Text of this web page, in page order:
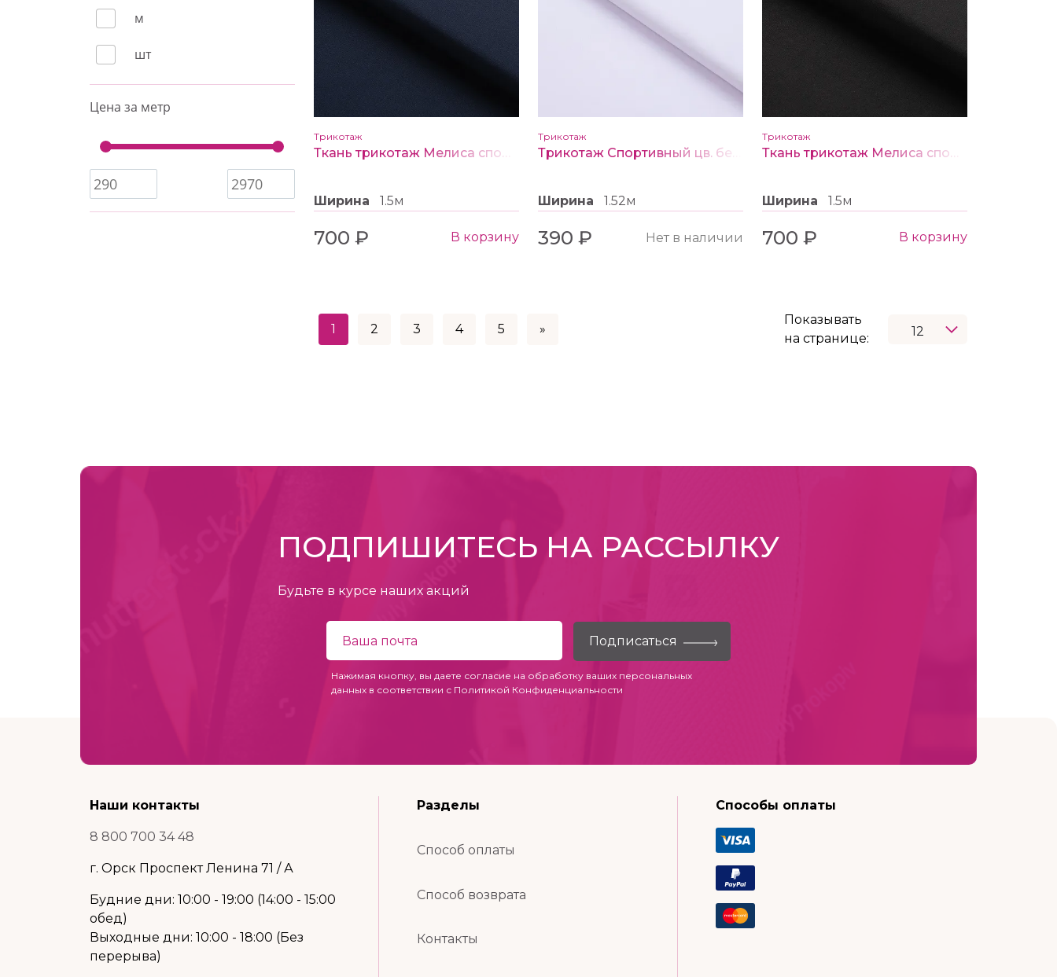
м
шт
Цена за метр
Трикотаж
Ткань трикотаж Мелиса спорт цв. 1 темно синий
Ширина 1.5м
700 ₽ В корзину
Трикотаж
Ширина 1.52м
390 ₽ Нет в наличии
Трикотаж
Ткань трикотаж Мелиса спорт цв. 3 черный
Ширина 1.5м
700 ₽ В корзину
1 2 3 4 5 »
Показывать
на странице:
ПОДПИШИТЕСЬ НА РАССЫЛКУ
Будьте в курсе наших акций
Нажимая кнопку, вы даете согласие на обработку ваших персональных
данных в соответствии с Политикой Конфиденциальности
Наши контакты
8 800 700 34 48
г. Орск Проспект Ленина 71 / А
Будние дни: 10:00 - 19:00 (14:00 - 15:00
обед)
Выходные дни: 10:00 - 18:00 (Без
перерыва)
Разделы
Способ оплаты
Способ возврата
Контакты
Способы оплаты